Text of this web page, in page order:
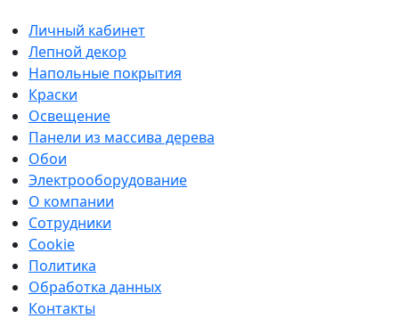
Личный кабинет
Лепной декор
Напольные покрытия
Краски
Освещение
Панели из массива дерева
Обои
Электрооборудование
О компании
Сотрудники
Cookie
Политика
Обработка данных
Контакты